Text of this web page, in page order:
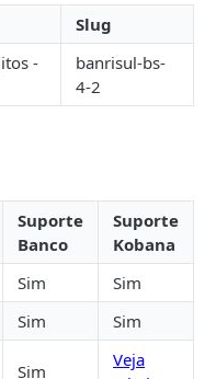
Slug
-
banrisul-bs-
4-2
Suporte
Banco
Suporte
Kobana
Sim
Sim
Sim Sim
Sim
Veja